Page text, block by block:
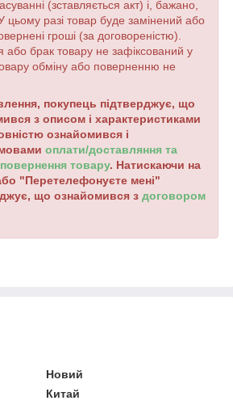
(зставляється акт) і, бажано,
разі товар буде замінений або
гроші (за договореністю).
брак товару не зафіксований у
обміну або поверненню не
покупець підтверджує, що
з описом і характеристиками
ознайомився і
оплати/доставляння та
товару. Натискаючи на
"Перетелефонуєте мені"
що ознайомився з договором
Новий
Китай